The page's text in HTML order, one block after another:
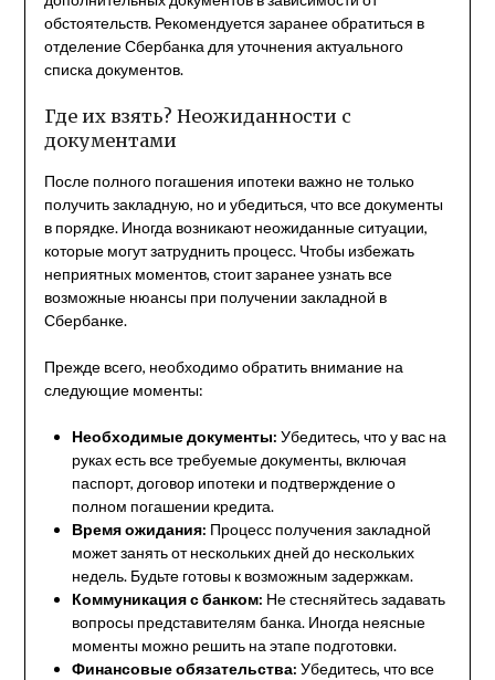
обстоятельств. Рекомендуется заранее обратиться в
отделение Сбербанка для уточнения актуального
списка документов.
Где их взять? Неожиданности с
документами
После полного погашения ипотеки важно не только
получить закладную, но и убедиться, что все документы
в порядке. Иногда возникают неожиданные ситуации,
которые могут затруднить процесс. Чтобы избежать
неприятных моментов, стоит заранее узнать все
возможные нюансы при получении закладной в
Сбербанке.
Прежде всего, необходимо обратить внимание на
следующие моменты:
Необходимые документы: Убедитесь, что у вас на
руках есть все требуемые документы, включая
паспорт, договор ипотеки и подтверждение о
полном погашении кредита.
Время ожидания: Процесс получения закладной
может занять от нескольких дней до нескольких
недель. Будьте готовы к возможным задержкам.
Коммуникация с банком: Не стесняйтесь задавать
вопросы представителям банка. Иногда неясные
моменты можно решить на этапе подготовки.
Финансовые обязательства: Убедитесь, что все